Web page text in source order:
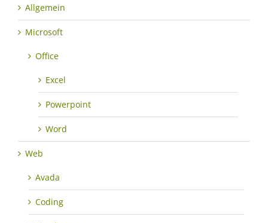
Allgemein
Microsoft
Office
Excel
Powerpoint
Word
Web
Avada
Coding